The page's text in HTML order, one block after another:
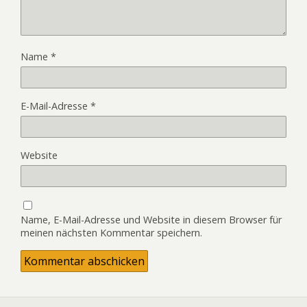
Name *
E-Mail-Adresse *
Website
Name, E-Mail-Adresse und Website in diesem Browser für
meinen nächsten Kommentar speichern.